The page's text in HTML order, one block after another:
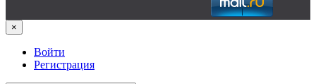
×
Войти
Регистрация